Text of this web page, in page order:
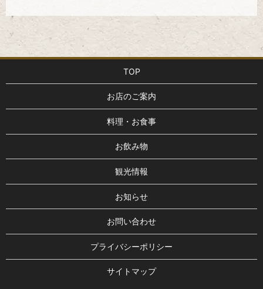
TOP
お店のご案内
料理・お食事
お飲み物
観光情報
お知らせ
お問い合わせ
プライバシーポリシー
サイトマップ